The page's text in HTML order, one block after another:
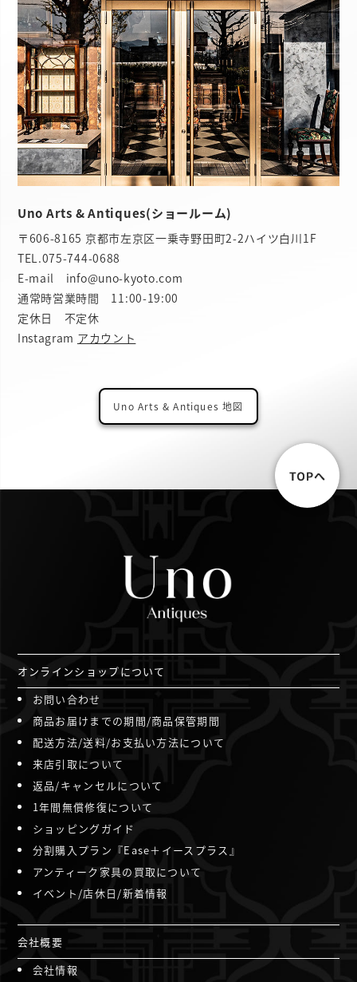
Uno Arts & Antiques(ショールーム)
〒606-8165 京都市左京区一乗寺野田町2-2ハイツ白川1F
TEL.075-744-0688
E-mail info@uno-kyoto.com
通常時営業時間 11:00-19:00
定休日 不定休
Instagram アカウント
Uno Arts & Antiques 地図
オンラインショップについて
お問い合わせ
商品お届けまでの期間/商品保管期間
配送方法/送料/お支払い方法について
来店引取について
返品/キャンセルについて
1年間無償修復について
ショッピングガイド
分割購入プラン『Ease＋イースプラス』
アンティーク家具の買取について
イベント/店休日/新着情報
会社概要
会社情報